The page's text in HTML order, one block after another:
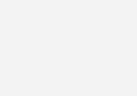
Anlagen des E.ON Energy
Die Frage stellt sich, wie bei
und Kälteanlagen die Vorfahrtsregeln
wie ein Sondenfeld am effizientesten
werden kann.
für EWS-